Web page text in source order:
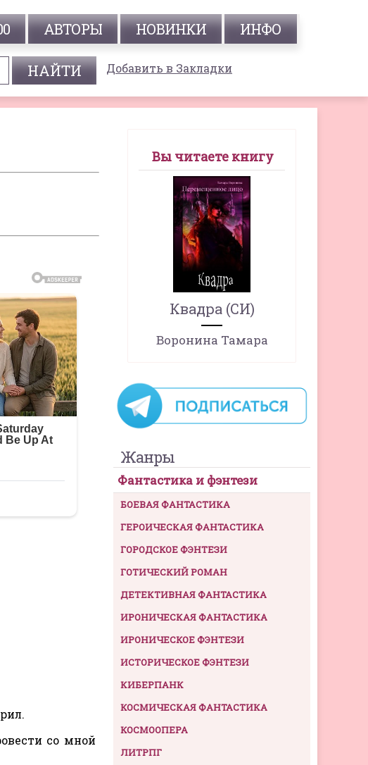
АВТОРЫ НОВИНКИ ИНФО
Добавить в Закладки
со мной
Вы читаете книгу
Квадра (СИ)
Воронина Тамара
Жанры
Фантастика и фэнтези
БОЕВАЯ ФАНТАСТИКА
ГЕРОИЧЕСКАЯ ФАНТАСТИКА
ГОРОДСКОЕ ФЭНТЕЗИ
ГОТИЧЕСКИЙ РОМАН
ДЕТЕКТИВНАЯ ФАНТАСТИКА
ИРОНИЧЕСКАЯ ФАНТАСТИКА
ИРОНИЧЕСКОЕ ФЭНТЕЗИ
ИСТОРИЧЕСКОЕ ФЭНТЕЗИ
КИБЕРПАНК
КОСМИЧЕСКАЯ ФАНТАСТИКА
КОСМООПЕРА
ЛИТРПГ